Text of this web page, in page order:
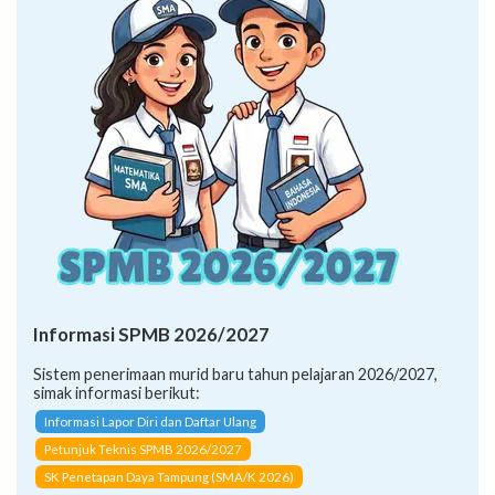
Informasi SPMB 2026/2027
Sistem penerimaan murid baru tahun pelajaran 2026/2027,
simak informasi berikut:
Informasi Lapor Diri dan Daftar Ulang
Petunjuk Teknis SPMB 2026/2027
SK Penetapan Daya Tampung (SMA/K 2026)